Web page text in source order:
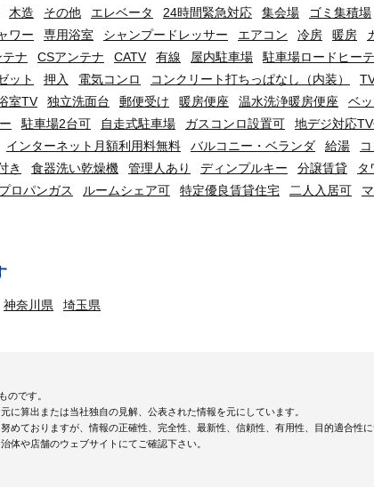
木造 その他 エレベータ 24時間緊急対応 集会場 ゴミ集積場
ワー 専用浴室 シャンプードレッサー エアコン 冷房 暖房
テナ CSアンテナ CATV 有線 屋内駐車場 駐車場ロードヒー
ット 押入 電気コンロ コンクリート打ちっぱなし（内装）
室TV 独立洗面台 郵便受け 暖房便座 温水洗浄暖房便座 ベ
駐車場2台可 自走式駐車場 ガスコンロ設置可 地デジ対応
インターネット月額利用料無料 バルコニー・ベランダ 給湯
き 食器洗い乾燥機 管理人あり ディンプルキー 分譲賃貸 タ
プロパンガス ルームシェア可 特定優良賃貸住宅 二人入居可
神奈川県 埼玉県
のです。
に算出または当社独自の見解、公表された情報を元にしています。
めておりますが、情報の正確性、完全性、最新性、信頼性、有用性、目的適合性に
体や店舗のウェブサイトにてご確認下さい。